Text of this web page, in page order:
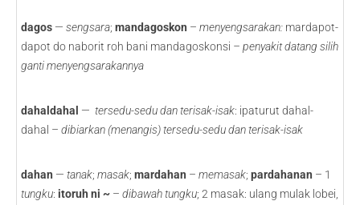
dagos — sengsara; mandagoskon – menyengsarakan: mardapot-
dapot do naborit roh bani mandagoskonsi – penyakit datang silih
ganti menyengsarakannya
dahaldahal — tersedu-sedu dan terisak-isak: ipaturut dahal-
dahal – dibiarkan (menangis) tersedu-sedu dan terisak-isak
dahan — tanak; masak; mardahan – memasak; pardahanan – 1
tungku: itoruh ni ~ – dibawahtungku; 2 masak: ulang mulak lobei,